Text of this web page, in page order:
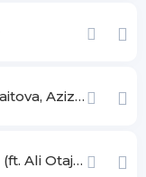
Dilnoza Hakimova, Shirin Zaitova, Aziza Nizamova - Illo
Shirin Zaitova - Sen va men (ft. Ali Otajonov)